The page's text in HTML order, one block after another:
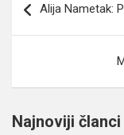
članaka
Alija Nametak:
Najnoviji članci